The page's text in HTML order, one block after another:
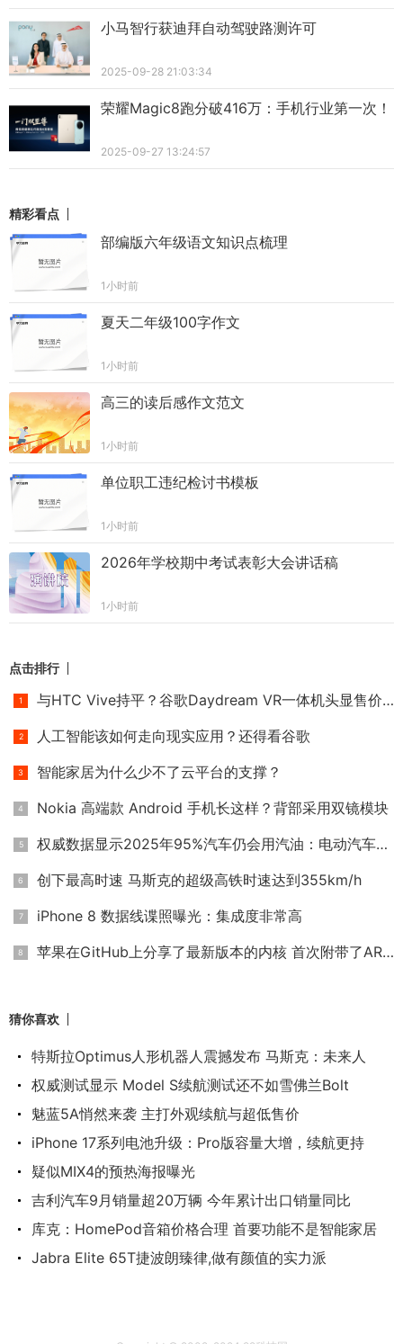
小马智行获迪拜自动驾驶路测许可
2025-09-28 21:03:34
荣耀Magic8跑分破416万：手机行业第一次！
2025-09-27 13:24:57
精彩看点
部编版六年级语文知识点梳理
1小时前
夏天二年级100字作文
1小时前
高三的读后感作文范文
1小时前
单位职工违纪检讨书模板
1小时前
2026年学校期中考试表彰大会讲话稿
1小时前
点击排行
与HTC Vive持平？谷歌Daydream VR一体机头显售价或高达6000元
人工智能该如何走向现实应用？还得看谷歌
智能家居为什么少不了云平台的支撑？
Nokia 高端款 Android 手机长这样？背部采用双镜模块
权威数据显示2025年95%汽车仍会用汽油：电动汽车靠边
创下最高时速 马斯克的超级高铁时速达到355km/h
iPhone 8 数据线谍照曝光：集成度非常高
苹果在GitHub上分享了最新版本的内核 首次附带了ARM版本
猜你喜欢
特斯拉Optimus人形机器人震撼发布 马斯克：未来人
权威测试显示 Model S续航测试还不如雪佛兰Bolt
魅蓝5A悄然来袭 主打外观续航与超低售价
iPhone 17系列电池升级：Pro版容量大增，续航更持
疑似MIX4的预热海报曝光
吉利汽车9月销量超20万辆 今年累计出口销量同比
库克：HomePod音箱价格合理 首要功能不是智能家居
Jabra Elite 65T捷波朗臻律,做有颜值的实力派